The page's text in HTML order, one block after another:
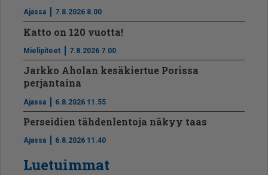
Ajassa 7.8.2026 8.00
Katto on 120 vuotta!
Mielipiteet 7.8.2026 7.00
Jarkko Aholan kesäkiertue Porissa
perjantaina
Ajassa 6.8.2026 11.55
Perseidien tähdenlentoja näkyy taas
Ajassa 6.8.2026 11.40
Luetuimmat